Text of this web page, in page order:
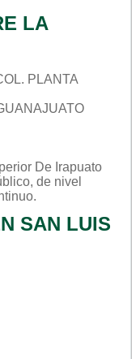
LA
PLANTA
De Irapuato
, de nivel
.
SAN LUIS